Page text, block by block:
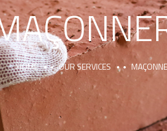
HOME OUR SERVICES